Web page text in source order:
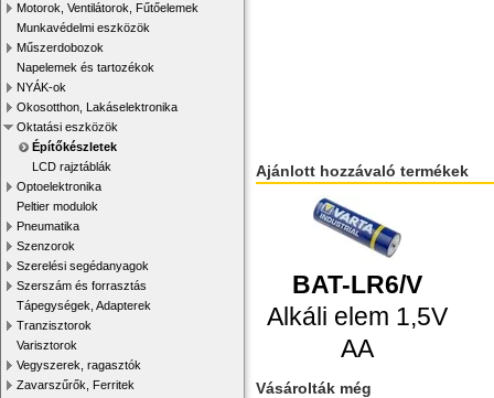
Motorok, Ventilátorok, Fűtőelemek
Munkavédelmi eszközök
Műszerdobozok
Napelemek és tartozékok
NYÁK-ok
Okosotthon, Lakáselektronika
Oktatási eszközök
Építőkészletek
LCD rajztáblák
Optoelektronika
Peltier modulok
Pneumatika
Szenzorok
Szerelési segédanyagok
Szerszám és forrasztás
Tápegységek, Adapterek
Tranzisztorok
Varisztorok
Vegyszerek, ragasztók
Zavarszűrők, Ferritek
Ajánlott hozzávaló termékek
BAT-LR6/V
Alkáli elem 1,5V
AA
Vásárolták még